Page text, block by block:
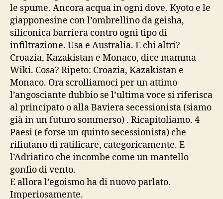
le spume. Ancora acqua in ogni dove. Kyoto e le
giapponesine con l’ombrellino da geisha,
siliconica barriera contro ogni tipo di
infiltrazione. Usa e Australia. E chi altri?
Croazia, Kazakistan e Monaco, dice mamma
Wiki. Cosa? Ripeto: Croazia, Kazakistan e
Monaco. Ora scrolliamoci per un attimo
l’angosciante dubbio se l’ultima voce si riferisca
al principato o alla Baviera secessionista (siamo
già in un futuro sommerso) . Ricapitoliamo. 4
Paesi (e forse un quinto secessionista) che
rifiutano di ratificare, categoricamente. E
l’Adriatico che incombe come un mantello
gonfio di vento.
E allora l’egoismo ha di nuovo parlato.
Imperiosamente.